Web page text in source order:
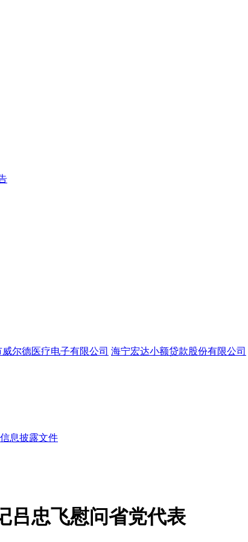
尔德医疗电子有限公司 海宁宏达小额贷款股份有限公司
信息披露文件
吕忠飞慰问省党代表